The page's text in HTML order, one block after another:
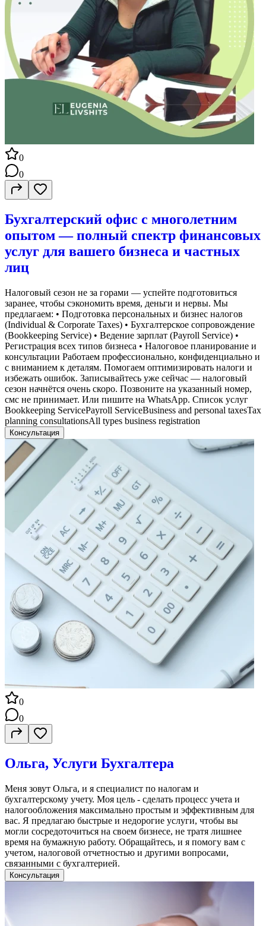
0
0
Бухгалтерский офис с многолетним
опытом — полный спектр финансовых
услуг для вашего бизнеса и частных
лиц
Налоговый сезон не за горами — успейте подготовиться
заранее, чтобы сэкономить время, деньги и нервы. Мы
предлагаем: • Подготовка персональных и бизнес налогов
(Individual & Corporate Taxes) • Бухгалтерское сопровождение
(Bookkeeping Service) • Ведение зарплат (Payroll Service) •
Регистрация всех типов бизнеса • Налоговое планирование и
консультации Работаем профессионально, конфиденциально и
с вниманием к деталям. Помогаем оптимизировать налоги и
избежать ошибок. Записывайтесь уже сейчас — налоговый
сезон начнётся очень скоро. Позвоните на указанный номер,
смс не принимает. Или пишите на WhatsApp. Список услуг
Bookkeeping ServicePayroll ServiceBusiness and personal taxesTax
planning consultationsAll types business registration
Консультация
0
0
Ольга, Услуги Бухгалтера
Меня зовут Ольга, и я специалист по налогам и
бухгалтерскому учету. Моя цель - сделать процесс учета и
налогообложения максимально простым и эффективным для
вас. Я предлагаю быстрые и недорогие услуги, чтобы вы
могли сосредоточиться на своем бизнесе, не тратя лишнее
время на бумажную работу. Обращайтесь, и я помогу вам с
учетом, налоговой отчетностью и другими вопросами,
связанными с бухгалтерией.
Консультация